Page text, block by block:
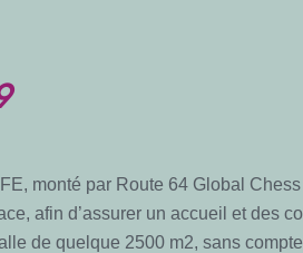
monté par Route 64 Global
afin d’assurer un accueil et des
de quelque 2500 m2, sans